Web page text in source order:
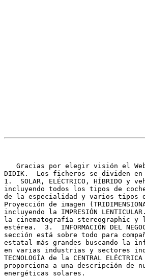
Gracias por elegir visión el
DIDIK.  Los ficheros se dividen
1.  SOLAR, ELÉCTRICO, HÍBRIDO y
incluyendo todos los tipos de
de la especialidad y varios tipos
Proyección de imagen
incluyendo la IMPRESIÓN
la cinematografía stereographic y
estérea.  3.  INFORMACIÓN DEL
sección está sobre todo para
estatal más grandes buscando la
en varias industrias y sectores
TECNOLOGÍA de la CENTRAL
proporciona a una descripción de
energéticas solares.